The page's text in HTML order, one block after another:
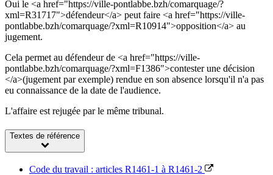
Oui le <a href="https://ville-pontlabbe.bzh/comarquage/?
xml=R31717">défendeur</a> peut faire <a href="https://ville-
pontlabbe.bzh/comarquage/?xml=R10914">opposition</a> au
jugement.
Cela permet au défendeur de <a href="https://ville-
pontlabbe.bzh/comarquage/?xml=F1386">contester une décision
</a>(jugement par exemple) rendue en son absence lorsqu'il n'a pas
eu connaissance de la date de l'audience.
L'affaire est rejugée par le même tribunal.
Textes de référence
Code du travail : articles R1461-1 à R1461-2